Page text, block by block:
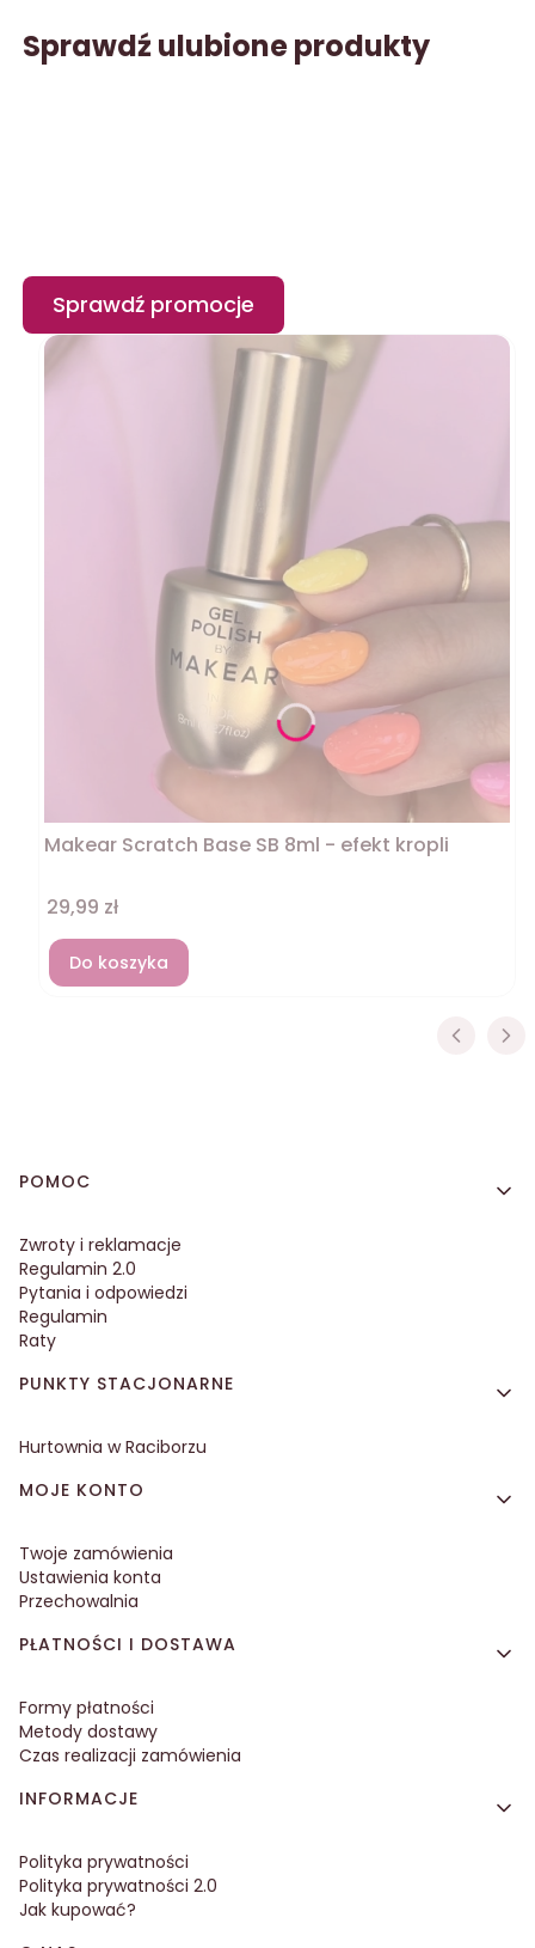
Sprawdź ulubione produkty
Sprawdź promocje
Makear Scratch Base SB 8ml - efekt kropli
Cena
29,99 zł
Do koszyka
Linki w stopce
POMOC
Zwroty i reklamacje
Regulamin 2.0
Pytania i odpowiedzi
Regulamin
Raty
PUNKTY STACJONARNE
Hurtownia w Raciborzu
MOJE KONTO
Twoje zamówienia
Ustawienia konta
Przechowalnia
PŁATNOŚCI I DOSTAWA
Formy płatności
Metody dostawy
Czas realizacji zamówienia
INFORMACJE
Polityka prywatności
Polityka prywatności 2.0
Jak kupować?